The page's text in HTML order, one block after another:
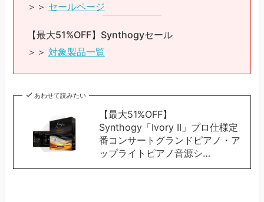
＞＞ セールページ
【最大51%OFF】Synthogyセール
＞＞ 対象製品一覧
あわせて読みたい
【最大51%OFF】
Synthogy「Ivory II」プロ仕様定
番コンサートグランドピアノ・ア
ップライトピアノ音源シ…